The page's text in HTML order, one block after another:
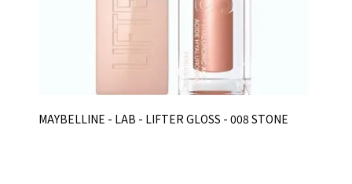
MAYBELLINE - LAB - LIFTER GLOSS - 008 STONE